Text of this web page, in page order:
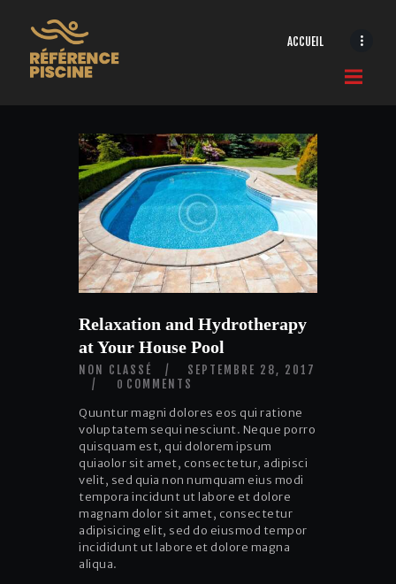
ACCUEIL
ACCUEIL
CONSTRUIRE
ABRITER
ÉQUIPER
CRÉATIONS
CONTACT
AVIS ET COMMENTAIRES
Relaxation and Hydrotherapy
at Your House Pool
NON CLASSÉ SEPTEMBRE 28, 2017
0 COMMENTS
Quuntur magni dolores eos qui ratione
voluptatem sequi nesciunt. Neque porro
quisquam est, qui dolorem ipsum
quiaolor sit amet, consectetur, adipisci
velit, sed quia non numquam eius modi
tempora incidunt ut labore et dolore
magnam dolor sit amet, consectetur
adipisicing elit, sed do eiusmod tempor
incididunt ut labore et dolore magna
aliqua.